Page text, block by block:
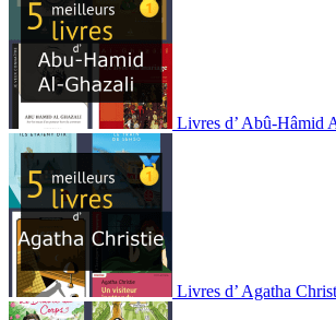
Livres d’ Abû-Hâmid
Livres d’ Agatha